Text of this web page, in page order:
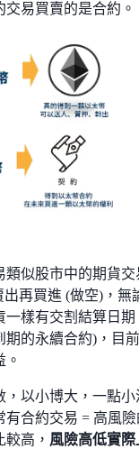
易買賣的是合約。
類似股市中的期貨交
再買進 (做空)，無
樣有交割結算日期
期的永續合約)，目
，以小博大，一點小
合約交易 = 高風險
高， 風險高低實際